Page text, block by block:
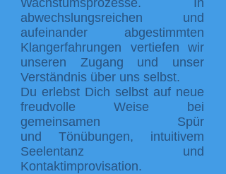
Wachstumsprozesse. In
abwechslungsreichen und
aufeinander abgestimmten
Klangerfahrungen vertiefen wir
unseren Zugang und unser
Verständnis über uns selbst.
Du erlebst Dich selbst auf neue
freudvolle Weise bei
gemeinsamen Spür
und Tönübungen, intuitivem
Seelentanz und
Kontaktimprovisation.